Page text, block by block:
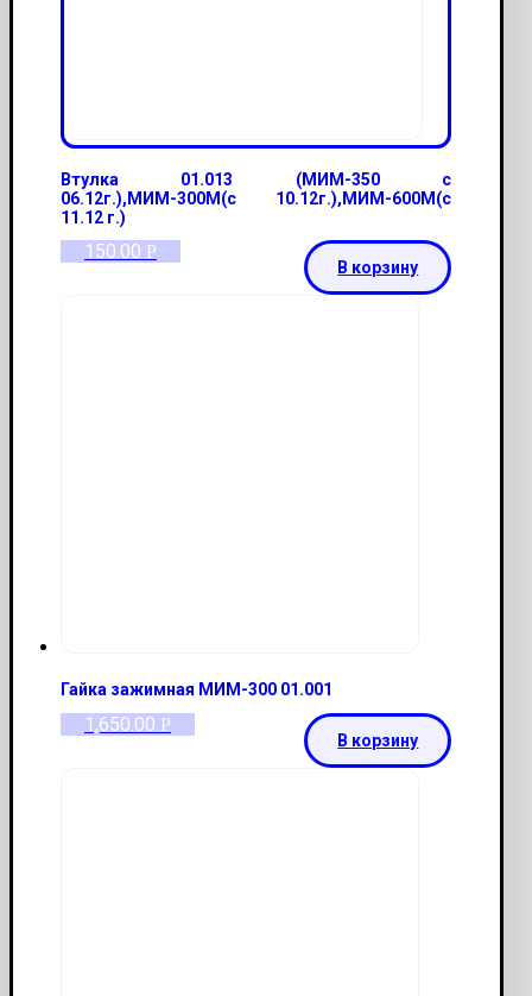
Втулка 01.013 (МИМ-350 с
06.12г.),МИМ-300М(с 10.12г.),МИМ-600М(с
11.12 г.)
150.00 Р
В корзину
Гайка зажимная МИМ-300 01.001
1,650.00 Р
В корзину